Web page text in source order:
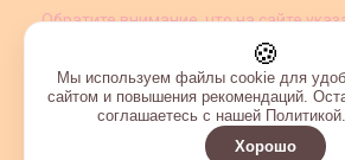
Обратите внимание, что на сайте
🍪
Мы используем файлы cookie для
сайтом и повышения рекомендаций.
соглашаетесь с нашей Политикой.
Хорошо